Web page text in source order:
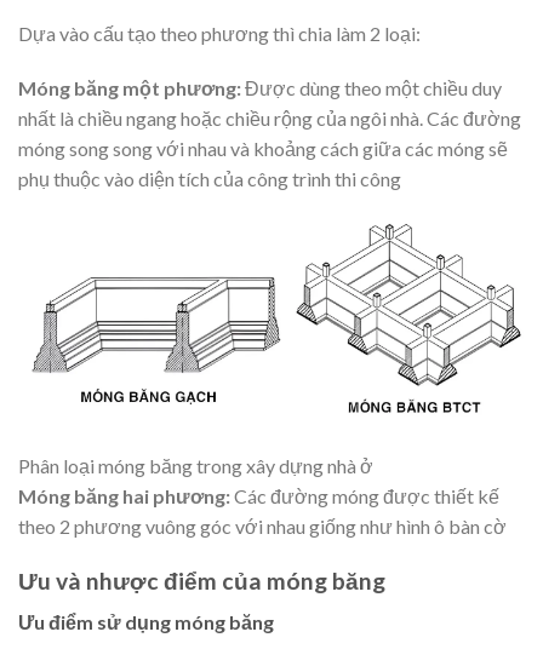
Dựa vào cấu tạo theo phương thì chia làm 2 loại:
Móng băng một phương:Được dùng theo một chiều duy
nhất là chiều ngang hoặc chiều rộng của ngôi nhà. Các đường
móng song song với nhau và khoảng cách giữa các móng sẽ
phụ thuộc vào diện tích của công trình thi công
Phân loại móng băng trong xây dựng nhà ở
Móng băng hai phương:Các đường móng được thiết kế
theo 2 phương vuông góc với nhau giống như hình ô bàn cờ
Ưu và nhược điểm của móng băng
Ưu điểm sử dụng móng băng